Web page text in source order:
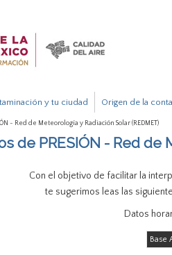
y tu ciudad Origen de la
- Red de Meteorología y Radiación Solar (REDMET)
de PRESIÓN - Red de
Con el objetivo de facilitar la
te sugerimos leas las
Datos